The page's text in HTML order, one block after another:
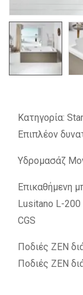
Κατηγορία:
Επιπλέον
Υδρομασάζ
Επικαθήμενη
Lusitano L-
CGS
Ποδιές ΖΕΝ
Ποδιές ΖΕΝ